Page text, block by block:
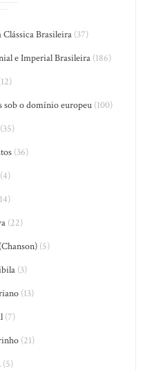
Brasileira (37)
e Imperial Brasileira (186)
sob o domínio europeu(100)
(36)
(22)
(5)
(3)
(13)
(7)
(21)
(5)